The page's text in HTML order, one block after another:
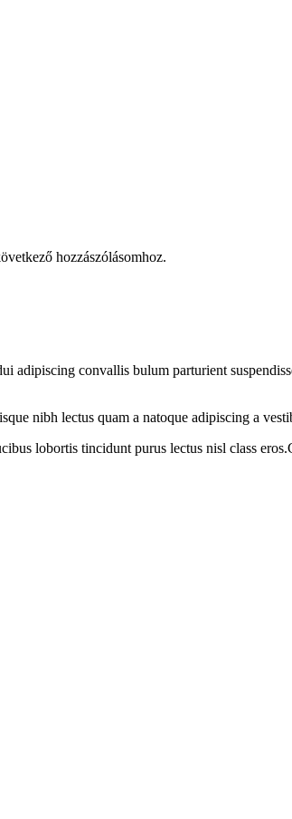
hozzászólásomhoz.
adipiscing convallis bulum parturient
nibh lectus quam a natoque adipiscing a
lobortis tincidunt purus lectus nisl class